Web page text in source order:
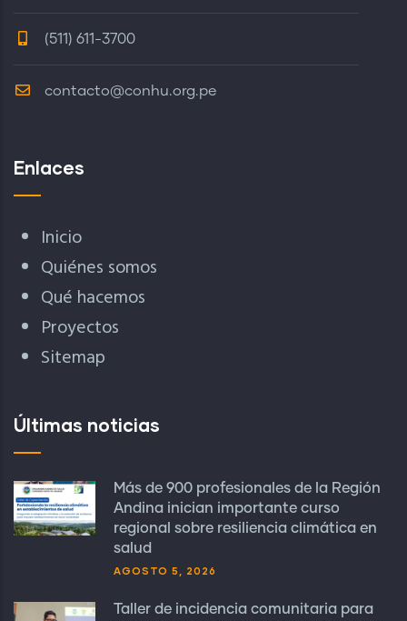
(511) 611-3700
contacto@conhu.org.pe
Enlaces
Inicio
Quiénes somos
Qué hacemos
Proyectos
Sitemap
Últimas noticias
Más de 900 profesionales de la Región
Andina inician importante curso
regional sobre resiliencia climática en
salud
AGOSTO 5, 2026
Taller de incidencia comunitaria para